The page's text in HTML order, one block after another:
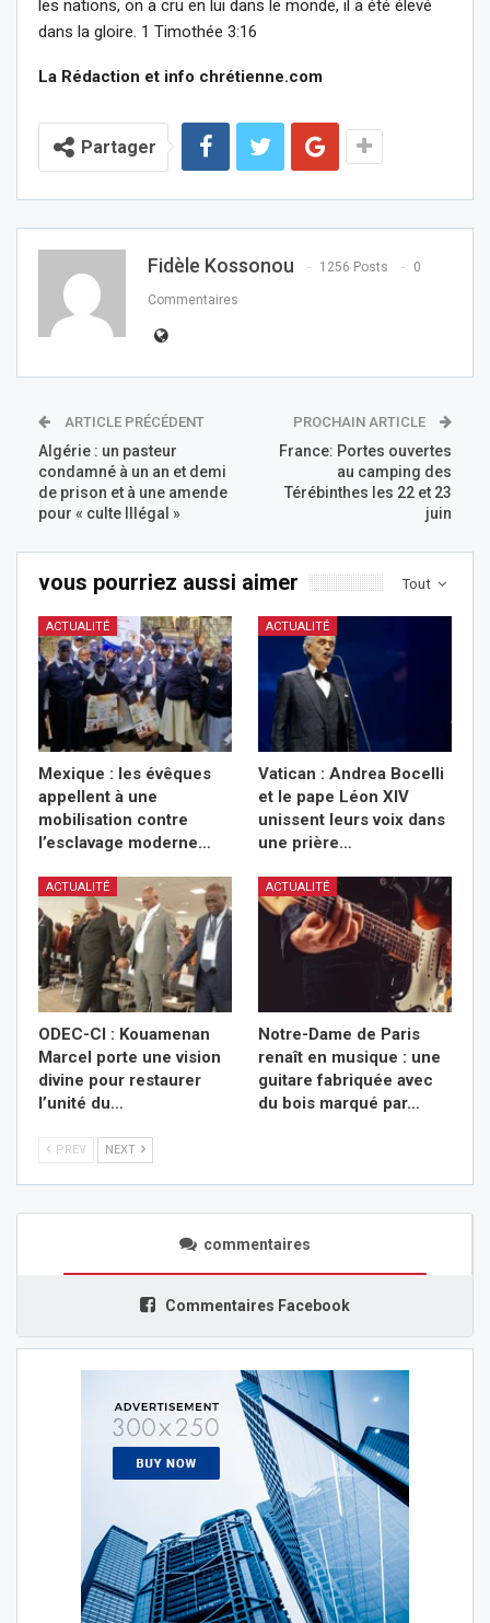
les nations, on a cru en lui dans le monde, il a été élevé
dans la gloire. 1 Timothée 3:16
La Rédaction et info chrétienne.com
Partager
Fidèle Kossonou 1256 Posts 0
Commentaires
ARTICLE PRÉCÉDENT
Algérie : un pasteur
condamné à un an et demi
de prison et à une amende
pour « culte Illégal »
PROCHAIN ARTICLE
France: Portes ouvertes
au camping des
Térébinthes les 22 et 23
juin
Tout
vous pourriez aussi aimer
ACTUALITÉ
Mexique : les évêques
appellent à une
mobilisation contre
l’esclavage moderne…
ACTUALITÉ
Vatican : Andrea Bocelli
et le pape Léon XIV
unissent leurs voix dans
une prière…
ACTUALITÉ
ODEC-CI : Kouamenan
Marcel porte une vision
divine pour restaurer
l’unité du…
ACTUALITÉ
Notre-Dame de Paris
renaît en musique : une
guitare fabriquée avec
du bois marqué par…
PREV NEXT
commentaires
Commentaires Facebook